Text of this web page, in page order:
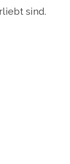
sind.